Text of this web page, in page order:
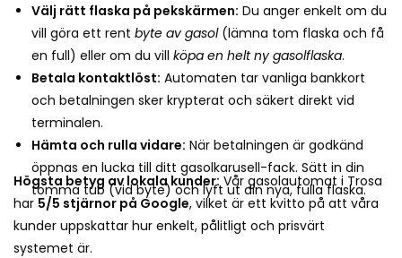
Välj rätt flaska på pekskärmen: Du anger enkelt om du
vill göra ett rentbyte av gasol(lämna tom flaska och få
en full) eller om du villköpa en helt ny gasolflaska.
Betala kontaktlöst: Automaten tar vanliga bankkort
och betalningen sker krypterat och säkert direkt vid
terminalen.
Hämta och rulla vidare: När betalningen är godkänd
öppnas en lucka till ditt gasolkarusell-fack. Sätt in din
tomma tub (vid byte) och lyft ut din nya, fulla flaska.
Högsta betyg av lokala kunder: Vår gasolautomat i Trosa
har 5/5 stjärnor på Google, vilket är ett kvitto på att våra
kunder uppskattar hur enkelt, pålitligt och prisvärt
systemet är.